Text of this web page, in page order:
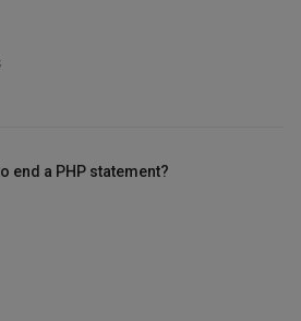
end a PHP statement?